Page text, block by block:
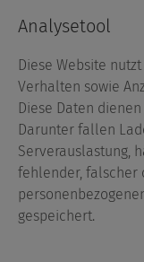
Analysetool
Diese Website
Verhalten sowie
Diese Daten
Darunter fallen
Serverauslastung,
fehlender, falscher
gespeichert.